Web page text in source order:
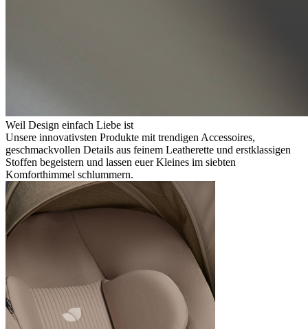
Weil Design einfach Liebe ist
Unsere innovativsten Produkte mit trendigen Accessoires,
geschmackvollen Details aus feinem Leatherette und erstklassigen
Stoffen begeistern und lassen euer Kleines im siebten
Komforthimmel schlummern.